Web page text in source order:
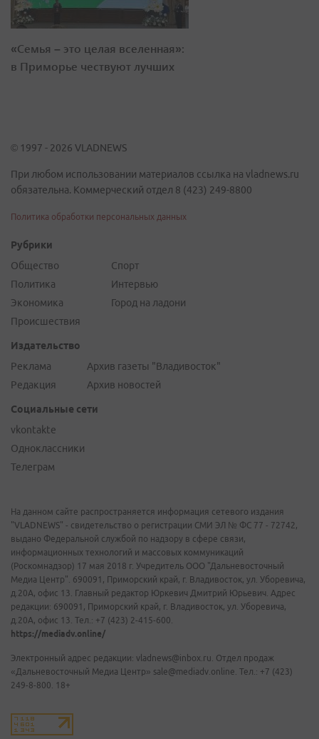
«Семья – это целая вселенная»:
в Приморье чествуют лучших
© 1997 - 2026 VLADNEWS
При любом использовании материалов ссылка на vladnews.ru
обязательна. Коммерческий отдел 8 (423) 249-8800
Политика обработки персональных данных
Рубрики
Общество
Политика
Экономика
Происшествия
Спорт
Интервью
Город на ладони
Издательство
Реклама
Редакция
Архив газеты "Владивосток"
Архив новостей
Социальные сети
vkontakte
Одноклассники
Телеграм
На данном сайте распространяется информация сетевого издания
"VLADNEWS" - свидетельство о регистрации СМИ ЭЛ № ФС 77 - 72742,
выдано Федеральной службой по надзору в сфере связи,
информационных технологий и массовых коммуникаций
(Роскомнадзор) 17 мая 2018 г. Учредитель ООО "Дальневосточный
Медиа Центр". 690091, Приморский край, г. Владивосток, ул. Уборевича,
д.20А, офис 13. Главный редактор Юркевич Дмитрий Юрьевич. Адрес
редакции: 690091, Приморский край, г. Владивосток, ул. Уборевича,
д.20А, офис 13. Тел.: +7 (423) 2-415-600.
https://mediadv.online/
Электронный адрес редакции: vladnews@inbox.ru. Отдел продаж
«Дальневосточный Медиа Центр» sale@mediadv.online. Тел.: +7 (423)
249-8-800. 18+